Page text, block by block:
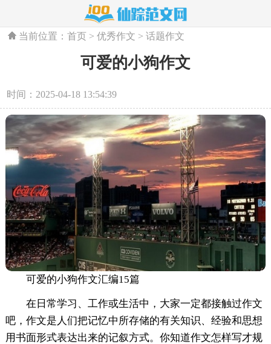
当前位置：首页 >优秀作文 >话题作文
可爱的小狗作文
时间：2025-04-18 13:54:39
可爱的小狗作文汇编15篇
在日常学习、工作或生活中，大家一定都接触过作文
吧，作文是人们把记忆中所存储的有关知识、经验和思想
用书面形式表达出来的记叙方式。你知道作文怎样写才规